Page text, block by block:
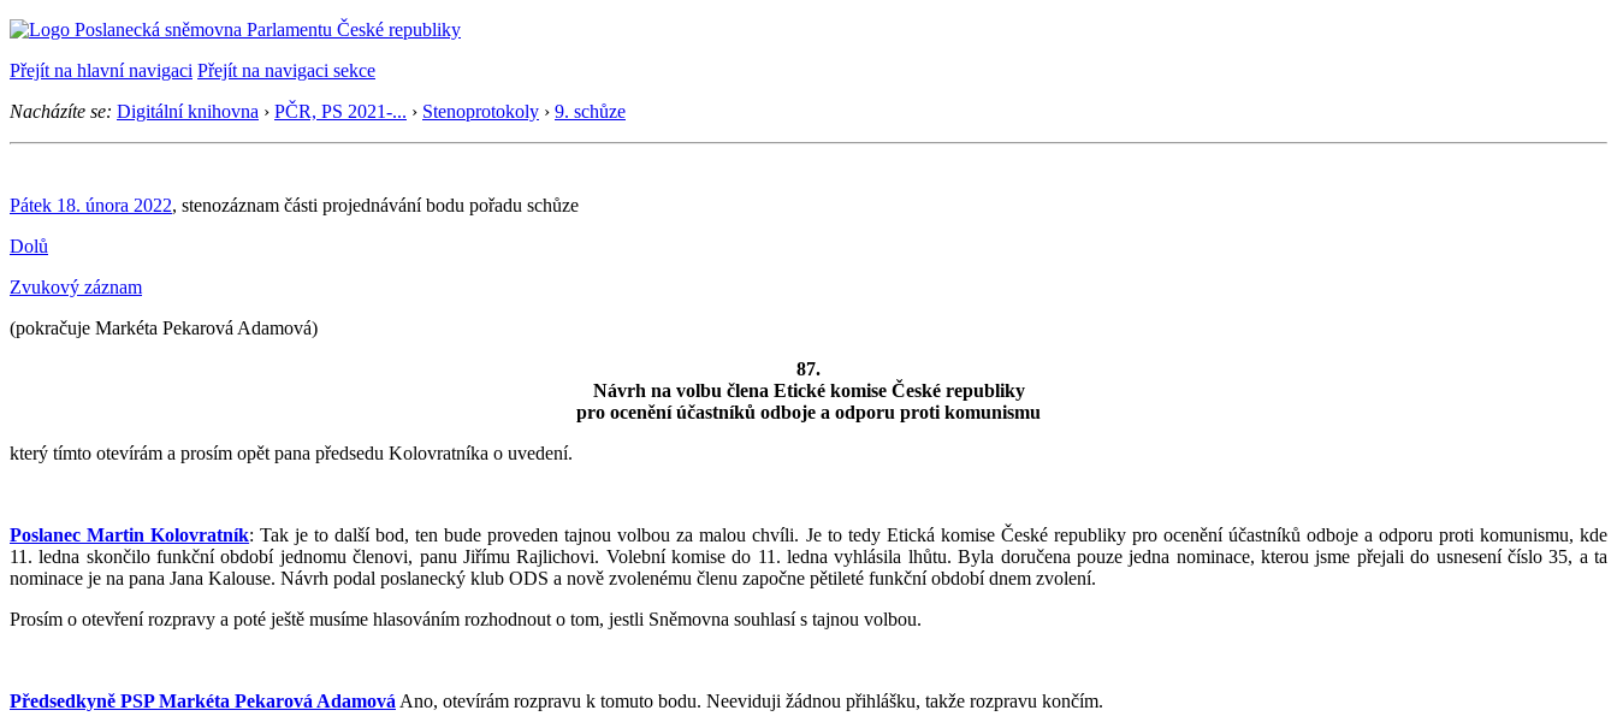
Přejít na hlavní navigaci Přejít na navigaci sekce
Nacházíte se: Digitální knihovna › PČR, PS 2021-... › Stenoprotokoly › 9. schůze
Pátek 18. února 2022, stenozáznam části projednávání bodu pořadu schůze
Dolů
Zvukový záznam
(pokračuje Markéta Pekarová Adamová)
87.
Návrh na volbu člena Etické komise České republiky
pro ocenění účastníků odboje a odporu proti komunismu
který tímto otevírám a prosím opět pana předsedu Kolovratníka o uvedení.
Poslanec Martin Kolovratník: Tak je to další bod, ten bude proveden tajnou volbou za malou chvíli. Je to tedy Etická komise České republiky pro ocenění účastníků odboje a odporu proti komunismu, kde
11. ledna skončilo funkční období jednomu členovi, panu Jiřímu Rajlichovi. Volební komise do 11. ledna vyhlásila lhůtu. Byla doručena pouze jedna nominace, kterou jsme přejali do usnesení číslo 35, a ta
nominace je na pana Jana Kalouse. Návrh podal poslanecký klub ODS a nově zvolenému členu započne pětileté funkční období dnem zvolení.
Prosím o otevření rozpravy a poté ještě musíme hlasováním rozhodnout o tom, jestli Sněmovna souhlasí s tajnou volbou.
Předsedkyně PSP Markéta Pekarová Adamová Ano, otevírám rozpravu k tomuto bodu. Neeviduji žádnou přihlášku, takže rozpravu končím.